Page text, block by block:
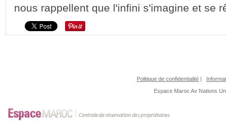
nous rappellent que l'infini s'imagine et se
Politique de confidentialité |
Espace Maroc Av Nations